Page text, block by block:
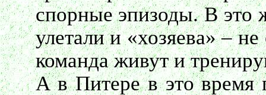
спорные эпизоды. В это
улетали и «хозяева» –
команда живут и
А в Питере в это время